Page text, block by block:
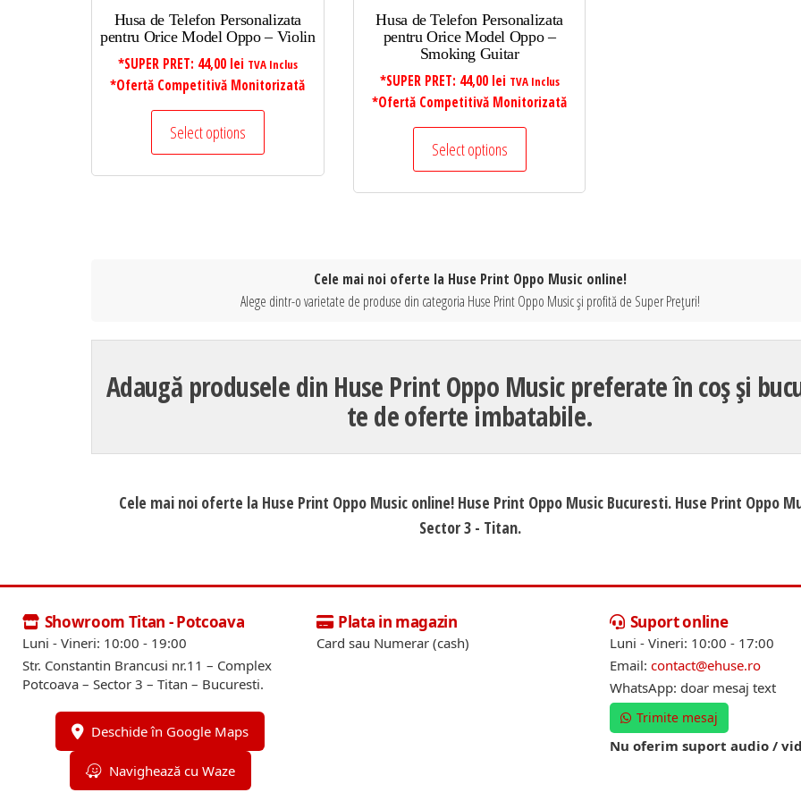
Husa de Telefon Personalizata
pentru Orice Model Oppo – Violin
*SUPER PRET: 44,00 lei TVA Inclus
*Ofertă Competitivă Monitorizată
Select options
Husa de Telefon Personalizata
pentru Orice Model Oppo –
Smoking Guitar
*SUPER PRET: 44,00 lei TVA Inclus
*Ofertă Competitivă Monitorizată
Select options
Cele mai noi oferte la Huse Print Oppo Music online!
Alege dintr-o varietate de produse din categoria Huse Print Oppo Music și profită de Super Prețuri!
Adaugă produsele din Huse Print Oppo Music preferate în coș și
te de oferte imbatabile.
Cele mai noi oferte la Huse Print Oppo Music online! Huse Print Oppo Music Bucuresti. Huse Print Oppo
Sector 3 - Titan.
Showroom Titan - Potcoava
Luni - Vineri: 10:00 - 19:00
Str. Constantin Brancusi nr.11 – Complex
Potcoava – Sector 3 – Titan – Bucuresti.
Deschide în Google Maps
Navighează cu Waze
Plata in magazin
Card sau Numerar (cash)
Suport online
Luni - Vineri: 10:00 - 17:00
Email: contact@ehuse.ro
WhatsApp: doar mesaj text
Trimite mesaj
Nu oferim suport audio /